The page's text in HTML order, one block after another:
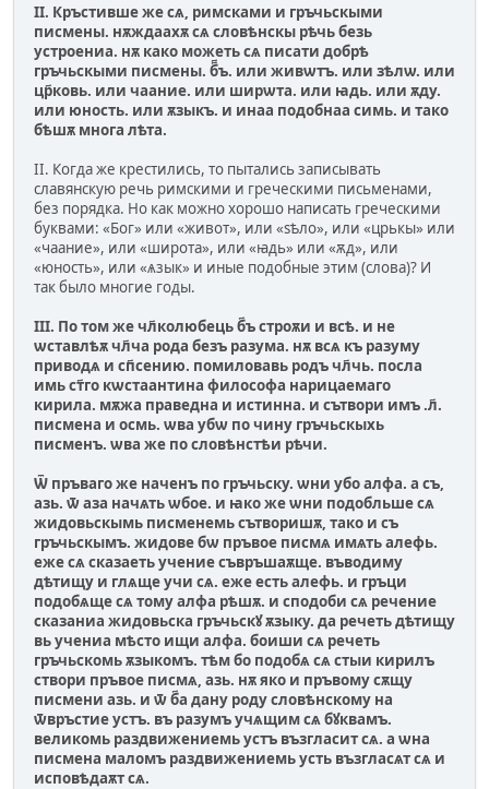
II. Кръстивше же сѧ, римсками и гръчьскыми
писмены. нѫждаахѫ сѧ словѣнскы рѣчь безь
устроениа. нѫ како можеть сѧ писати добрѣ
гръчьскыми писмены. б҃҃ъ. или живѡтъ. или зѣлѡ. или
цр҃ковь. или чаание. или ширѡта. или ꙗдь. или ѫду.
или юность. или ѫзыкъ. и инаа подобнаа симь. и тако
бѣшѫ многа лѣта.
II. Когда же крестились, то пытались записывать
славянскую речь римскими и греческими письменами,
без порядка. Но как можно хорошо написать греческими
буквами: «Бог» или «живот», или «sѣло», или «црькы» или
«чаание», или «широта», или «ꙗдь» или «ѫд», или
«юность», или «ѧзык» и иные подобные этим (слова)? И
так было многие годы.
III. По том же чл҃колюбець б҃ъ строѫи и всѣ. и не
ѡставлѣѫ чл҃ча рода безъ разума. нѫ всѧ къ разуму
приводѧ и сп҃сению. помиловавь родъ чл҃чь. посла
имь ст҃го кѡстаантина философа нарицаемаго
кирила. мѫжа праведна и истинна. и сътвори имъ .л҃.
писмена и осмь. ѡва убѡ по чину гръчьскыхь
писменъ. ѡва же по словѣнстѣи рѣчи.
Ѿ пръваго же наченъ по гръчьску. ѡни убо алфа. а съ,
азь. ѿ аза начѧть ѡбое. и ꙗко же ѡни подобльше сѧ
жидовьскымь писменемь сътворишѫ, тако и съ
гръчьскымъ. жидове бѡ пръвое писмѧ имѧть алефь.
еже сѧ cказаеть учение съвръшаѫще. въводиму
дѣтищу и глѧще учи сѧ. еже есть алефь. и гръци
подобѧще сѧ тому алфа рѣшѫ. и сподоби сѧ речение
сказаниа жидовьска гръчьскꙋ ѫзыку. да речеть дѣтищу
вь учениа мѣсто ищи алфа. боиши сѧ речеть
гръчьскомь ѫзыкомъ. тѣм бо подобѧ сѧ стыи кирилъ
створи пръвое писмѧ, азь. нѫ яко и пръвому сѫщу
писмени азь. и ѿ б҃а дану роду словѣнскому на
ѿвръстие устъ. въ разумъ учѧщим сѧ бꙋквамъ.
великомь раздвижениемь устъ възгласит сѧ. а ѡна
писмена маломъ раздвижениемь усть възгласѧт сѧ и
исповѣдаѫт сѧ.